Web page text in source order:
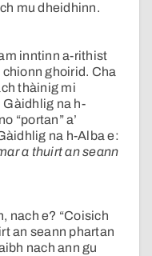
mu dheidhinn.
inntinn a-rithist
chionn ghoirid. Cha
thàinig mi
Gàidhlig na h-
“portan” a’
na h-Alba e:
a thuirt an seann
nach e? “Coisich
an seann phartan
nach ann gu